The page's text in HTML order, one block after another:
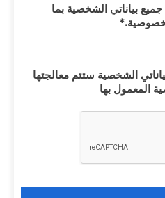
بياناتي الشخصية بما
الشخصية ستتم معالجتها
المعمول بها